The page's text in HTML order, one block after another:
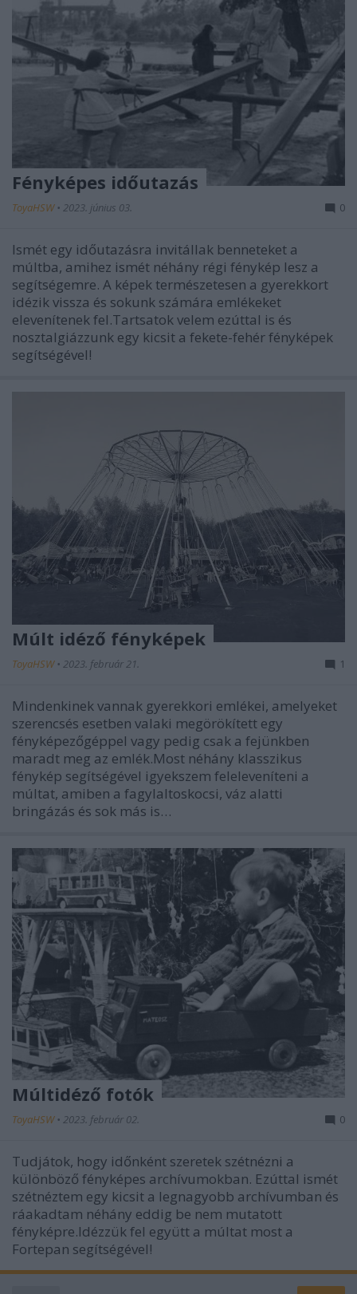
Fényképes időutazás
ToyaHSW • 2023. június 03. 0
Ismét egy időutazásra invitállak benneteket a
múltba, amihez ismét néhány régi fénykép lesz a
segítségemre. A képek természetesen a gyerekkort
idézik vissza és sokunk számára emlékeket
elevenítenek fel.Tartsatok velem ezúttal is és
nosztalgiázzunk egy kicsit a fekete-fehér fényképek
segítségével!
Múlt idéző fényképek
ToyaHSW • 2023. február 21. 1
Mindenkinek vannak gyerekkori emlékei, amelyeket
szerencsés esetben valaki megörökített egy
fényképezőgéppel vagy pedig csak a fejünkben
maradt meg az emlék.Most néhány klasszikus
fénykép segítségével igyekszem feleleveníteni a
múltat, amiben a fagylaltoskocsi, váz alatti
bringázás és sok más is…
Múltidéző fotók
ToyaHSW • 2023. február 02. 0
Tudjátok, hogy időnként szeretek szétnézni a
különböző fényképes archívumokban. Ezúttal ismét
szétnéztem egy kicsit a legnagyobb archívumban és
ráakadtam néhány eddig be nem mutatott
fényképre.Idézzük fel együtt a múltat most a
Fortepan segítségével!